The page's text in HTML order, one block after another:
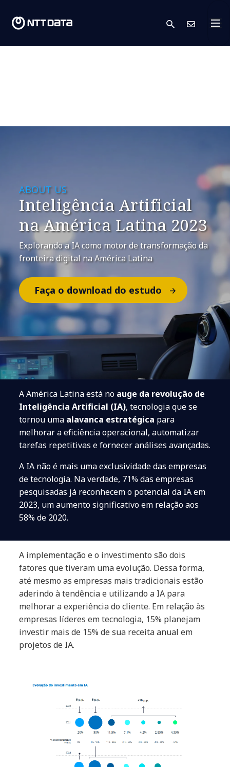
search
ABOUT US
Inteligência Artificial
na América Latina 2023
Explorando a IA como motor de transformação da
fronteira digital na América Latina
Faça o download do estudo
A América Latina está no auge da revolução de
Inteligência Artificial (IA), tecnologia que se
tornou uma alavanca estratégica para
melhorar a eficiência operacional, automatizar
tarefas repetitivas e fornecer análises avançadas.
A IA não é mais uma exclusividade das empresas
de tecnologia. Na verdade, 71% das empresas
pesquisadas já reconhecem o potencial da IA em
2023, um aumento significativo em relação aos
58% de 2020.
A implementação e o investimento são dois
fatores que tiveram uma evolução. Dessa forma,
até mesmo as empresas mais tradicionais estão
aderindo à tendência e utilizando a IA para
melhorar a experiência do cliente. Em relação às
empresas líderes em tecnologia, 15% planejam
investir mais de 15% de sua receita anual em
projetos de IA.